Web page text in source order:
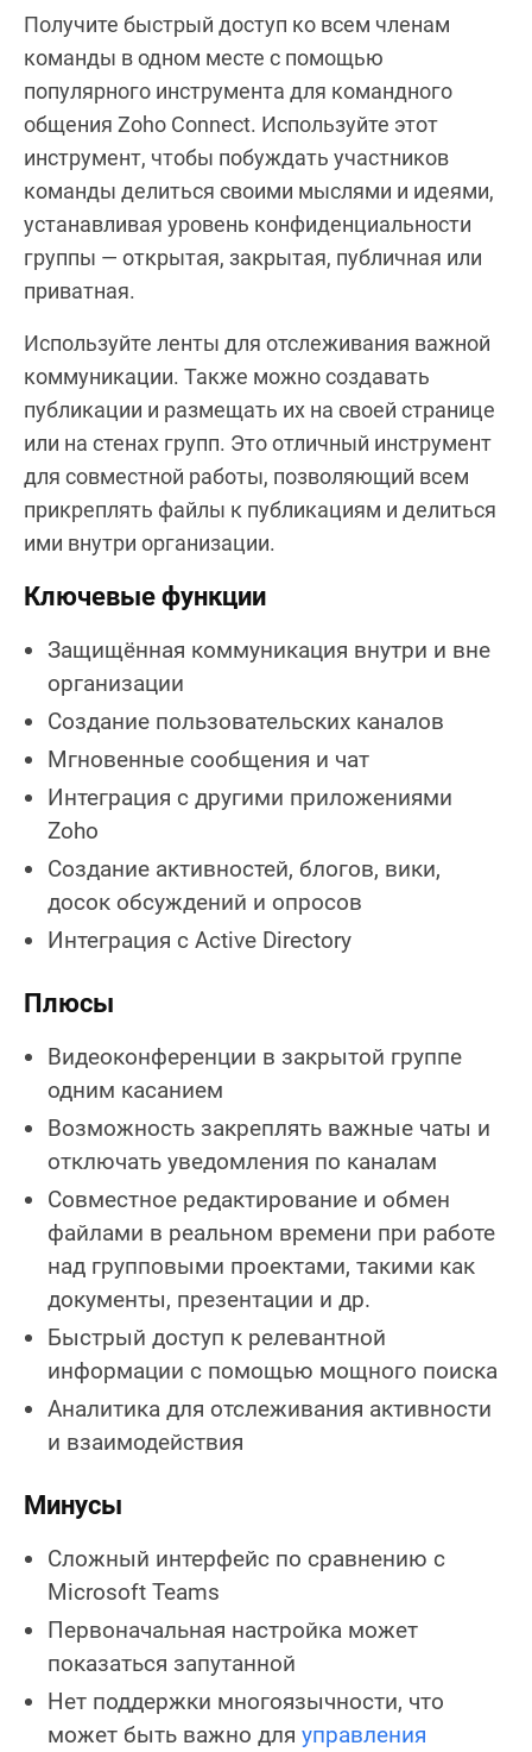
Получите быстрый доступ ко всем членам
команды в одном месте с помощью
популярного инструмента для командного
общения Zoho Connect. Используйте этот
инструмент, чтобы побуждать участников
команды делиться своими мыслями и идеями,
устанавливая уровень конфиденциальности
группы — открытая, закрытая, публичная или
приватная.
Используйте ленты для отслеживания важной
коммуникации. Также можно создавать
публикации и размещать их на своей странице
или на стенах групп. Это отличный инструмент
для совместной работы, позволяющий всем
прикреплять файлы к публикациям и делиться
ими внутри организации.
Ключевые функции
Защищённая коммуникация внутри и вне
организации
Создание пользовательских каналов
Мгновенные сообщения и чат
Интеграция с другими приложениями
Zoho
Создание активностей, блогов, вики,
досок обсуждений и опросов
Интеграция с Active Directory
Плюсы
Видеоконференции в закрытой группе
одним касанием
Возможность закреплять важные чаты и
отключать уведомления по каналам
Совместное редактирование и обмен
файлами в реальном времени при работе
над групповыми проектами, такими как
документы, презентации и др.
Быстрый доступ к релевантной
информации с помощью мощного поиска
Аналитика для отслеживания активности
и взаимодействия
Минусы
Сложный интерфейс по сравнению с
Microsoft Teams
Первоначальная настройка может
показаться запутанной
Нет поддержки многоязычности, что
может быть важно для управления